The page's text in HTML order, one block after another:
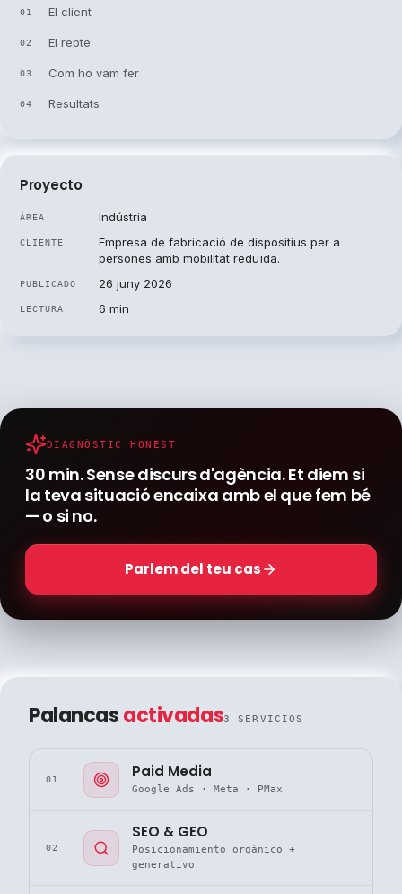
01 El client
02 El repte
03 Com ho vam fer
04 Resultats
Proyecto
ÁREA Indústria
CLIENTE
Empresa de fabricació de dispositius per a
persones amb mobilitat reduïda.
PUBLICADO 26 juny 2026
LECTURA 6 min
DIAGNÒSTIC HONEST
30 min. Sense discurs d'agència. Et diem si
la teva situació encaixa amb el que fem bé
— o si no.
Parlem del teu cas
Palancasactivadas3 SERVICIOS
01 Paid Media
Google Ads · Meta · PMax
02
SEO & GEO
Posicionamiento orgánico +
generativo